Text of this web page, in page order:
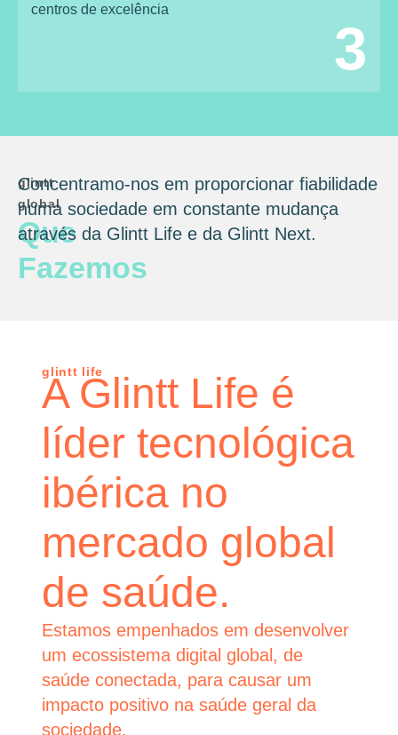
centros de excelência
3
glintt
global
Que
Fazemos
Concentramo-nos em proporcionar fiabilidade
numa sociedade em constante mudança
através da Glintt Life e da Glintt Next.
glintt life
A Glintt Life é
líder tecnológica
ibérica no
mercado global
de saúde.
Estamos empenhados em desenvolver
um ecossistema digital global, de
saúde conectada, para causar um
impacto positivo na saúde geral da
sociedade.